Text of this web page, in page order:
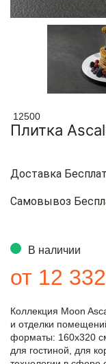
12500
Плитка
Доставка
Самовывоз
В наличии
от 12
Коллекция Moon
и отделки
форматы: 160x320
для гостиной, для